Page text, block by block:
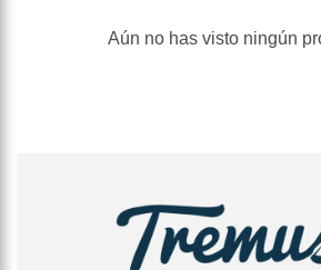
Aún no has visto ningún